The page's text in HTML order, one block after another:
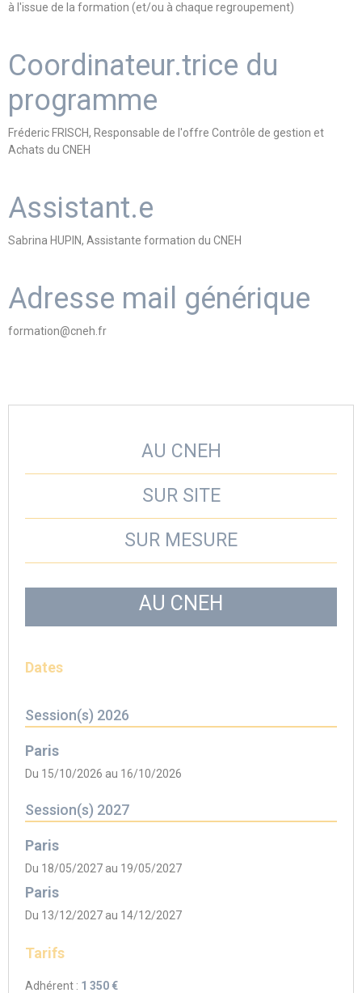
à l'issue de la formation (et/ou à chaque regroupement)
Coordinateur.trice du
programme
Fréderic FRISCH, Responsable de l'offre Contrôle de gestion et
Achats du CNEH
Assistant.e
Sabrina HUPIN, Assistante formation du CNEH
Adresse mail générique
formation@cneh.fr
AU CNEH
SUR SITE
SUR MESURE
AU CNEH
Dates
Session(s) 2026
Paris
Du 15/10/2026 au 16/10/2026
Session(s) 2027
Paris
Du 18/05/2027 au 19/05/2027
Paris
Du 13/12/2027 au 14/12/2027
Tarifs
Adhérent : 1 350 €